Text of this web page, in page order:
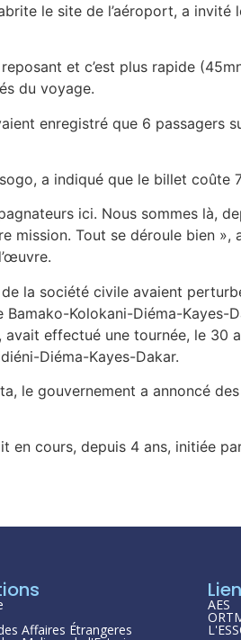
le site de l’aéroport, a
et c’est plus rapide
du voyage.
enregistré que 6
a indiqué que le billet
ici. Nous sommes là,
mission. Tout se déroule bien
la société civile avaient
Kolokani-Diéma-
effectué une tournée, le
Diéma-Kayes-Dakar.
le gouvernement a annoncé
en cours, depuis 4 ans, initiée
Affaires Étrangeres
AES